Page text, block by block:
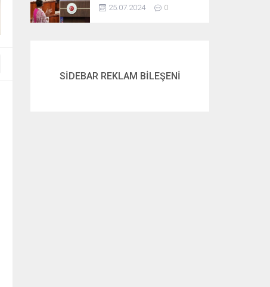
alkışlayanlar eli kanlı
25.07.2024 0
SİDEBAR REKLAM BİLEŞENİ